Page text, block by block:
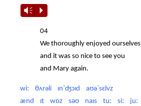
Vm P
04
We thoroughly enjoyed ourselves
and it was so nice to see you
and Mary again.
wiː θʌrəli ɪnˈʤɔɪd aʊəˈsɛlvz
ænd ɪt wɒz səʊ naɪs tuː siː juː